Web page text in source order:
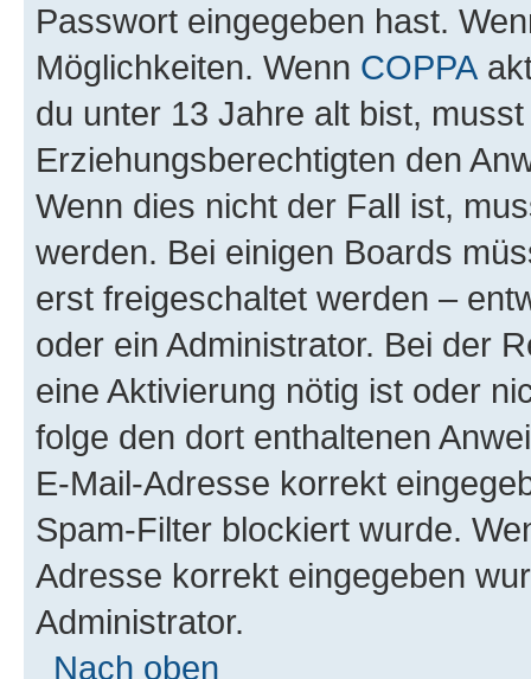
Passwort eingegeben hast.
Möglichkeiten. Wenn COPPA
du unter 13 Jahre alt bist,
Erziehungsberechtigten den
Wenn dies nicht der Fall ist,
werden. Bei einigen Boards
erst freigeschaltet werden –
oder ein Administrator. Bei der
eine Aktivierung nötig ist oder
folge den dort enthaltenen
E-Mail-Adresse korrekt
Spam-Filter blockiert wurde.
Adresse korrekt eingegeben
Administrator.
Nach oben